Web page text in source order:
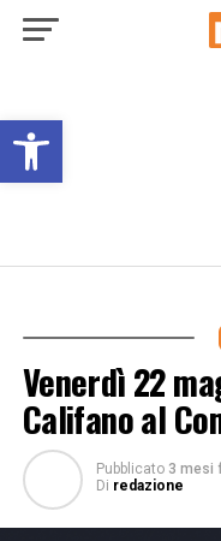
Open toolbar
Venerdì 22
Califano al
Pubblicato 3 mesi
Di redazione